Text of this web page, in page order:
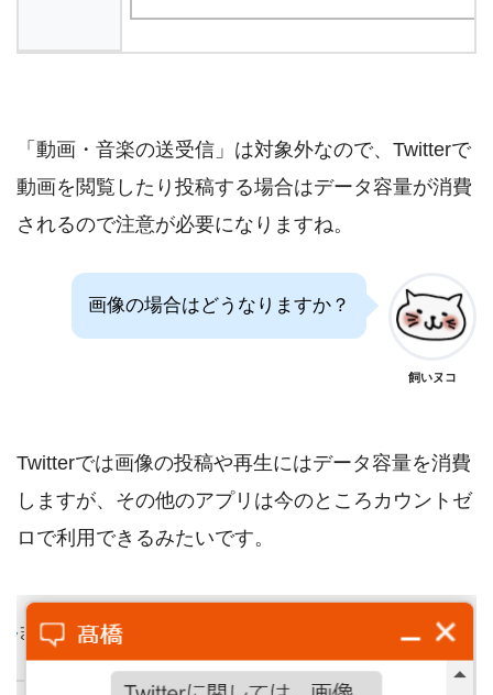
「動画・音楽の送受信」は対象外なので、Twitterで
動画を閲覧したり投稿する場合はデータ容量が消費
されるので注意が必要になりますね。
画像の場合はどうなりますか？
飼いヌコ
Twitterでは画像の投稿や再生にはデータ容量を消費
しますが、その他のアプリは今のところカウントゼ
ロで利用できるみたいです。